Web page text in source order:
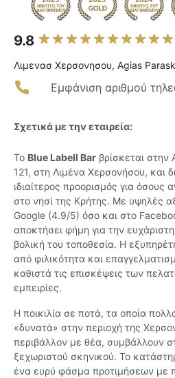
9.8
Λιμενασ Χερσονησου, Agias
Εμφάνιση αριθμού
Σχετικά με την εταιρεία:
Το Blue Labell Bar βρίσκεται
121, στη Λιμένα Χερσονήσου, και
ιδιαίτερος προορισμός για όσους
στο νησί της Κρήτης. Με υψηλές
Google (4.9/5) όσο και στο
αποκτήσει φήμη για την
βολική του τοποθεσία. Η
από φιλικότητα και
καθιστά τις επισκέψεις των
εμπειρίες.
Η ποικιλία σε ποτά, τα οποία
«δυνατά» στην περιοχή της
περιβάλλον με θέα, συμβάλλουν
ξεχωριστού σκηνικού. Το
ένα ευρύ φάσμα προτιμήσεων με